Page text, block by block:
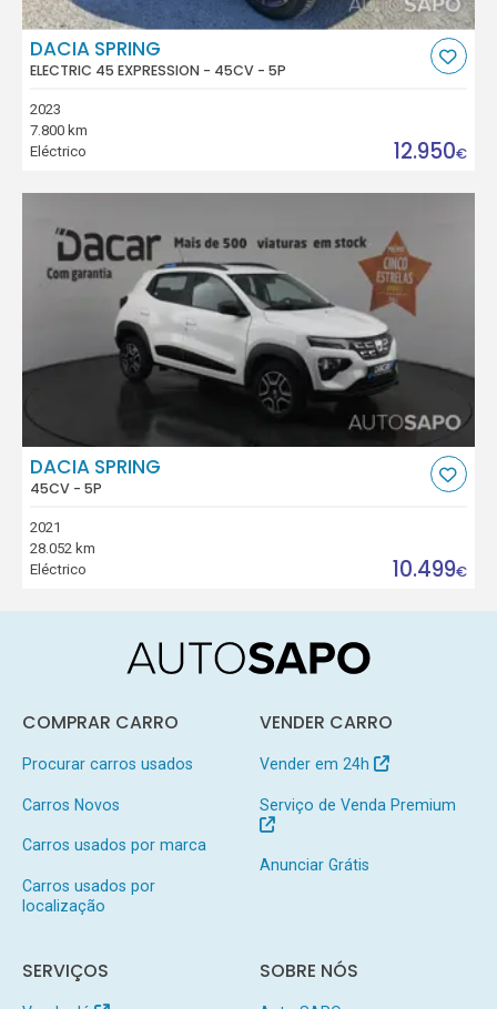
DACIA SPRING
ELECTRIC 45 EXPRESSION - 45CV - 5P
2023
7.800 km
Eléctrico
12.950€
DACIA SPRING
45CV - 5P
2021
28.052 km
Eléctrico
10.499€
COMPRAR CARRO
Procurar carros usados
Carros Novos
Carros usados por marca
Carros usados por
localização
VENDER CARRO
Vender em 24h
Serviço de Venda Premium
Anunciar Grátis
SERVIÇOS SOBRE NÓS